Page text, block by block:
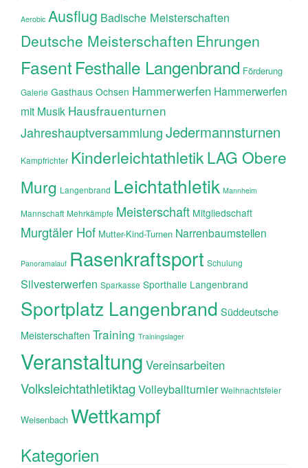
Aerobic Ausflug Badische Meisterschaften
Deutsche Meisterschaften Ehrungen
FasentFesthalle Langenbrand Förderung
Galerie Gasthaus Ochsen Hammerwerfen Hammerwerfen
mit Musik Hausfrauenturnen
JahreshauptversammlungJedermannsturnen
Kampfrichter KinderleichtathletikLAG Obere
Murg Langenbrand Leichtathletik Mannheim
Mannschaft Mehrkämpfe Meisterschaft Mitgliedschaft
Murgtäler Hof Mutter-Kind-Turnen Narrenbaumstellen
Panoramalauf Rasenkraftsport Schulung
Silvesterwerfen Sparkasse Sporthalle Langenbrand
Sportplatz Langenbrand Süddeutsche
Meisterschaften Training Trainingslager
Veranstaltung Vereinsarbeiten
Volksleichtathletiktag Volleyballturnier Weihnachtsfeier
Weisenbach Wettkampf
Kategorien